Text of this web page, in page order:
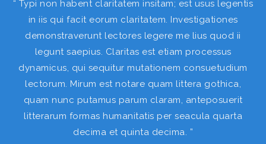
“ Typi non habent claritatem insitam; est usus legentis
in iis qui facit eorum claritatem. Investigationes
demonstraverunt lectores legere me lius quod ii
legunt saepius. Claritas est etiam processus
dynamicus, qui sequitur mutationem consuetudium
lectorum. Mirum est notare quam littera gothica,
quam nunc putamus parum claram, anteposuerit
litterarum formas humanitatis per seacula quarta
decima et quinta decima. ”